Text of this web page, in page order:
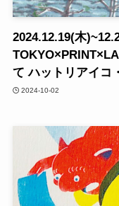
2024.12.19(木
て ハットリアイコ
2024-10-02